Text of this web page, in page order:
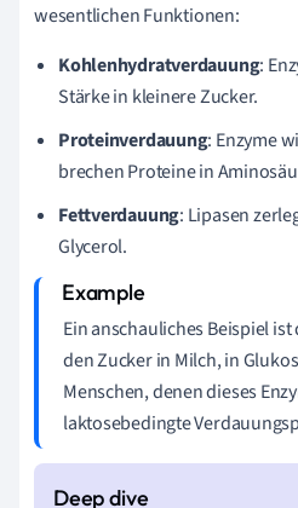
wesentlichen Funktionen:
Kohlenhydratverdauung:
Stärke in kleinere Zucker.
Proteinverdauung: Enzyme
brechen Proteine in
Fettverdauung: Lipasen
Glycerol.
Ein anschauliches Beispiel ist
den Zucker in Milch, in
Menschen, denen dieses
laktosebedingte